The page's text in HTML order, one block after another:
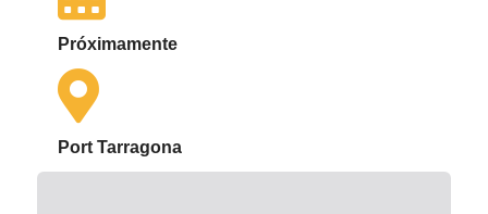
Próximamente
Port Tarragona